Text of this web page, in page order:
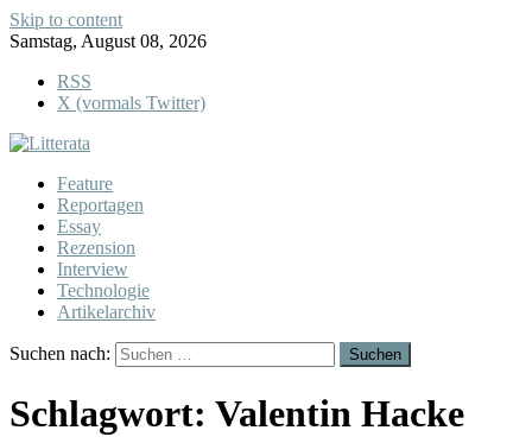
Skip to content
Samstag, August 08, 2026
RSS
X (vormals Twitter)
Feature
Reportagen
Essay
Rezension
Interview
Technologie
Artikelarchiv
Suchen nach:
Schlagwort: Valentin Hacke